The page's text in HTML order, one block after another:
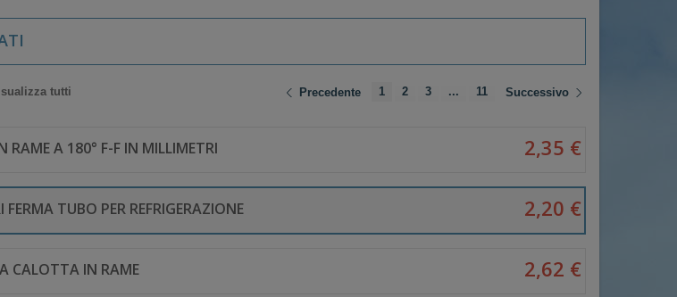
Precedente 1 2 3 ... 11 Successivo
tutti
RAME A 180° F-F IN MILLIMETRI 2,35 €
FERMA TUBO PER REFRIGERAZIONE 2,20 €
CALOTTA IN RAME 2,62 €